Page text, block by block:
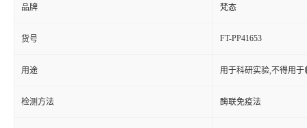
品牌 梵态
货号 FT-PP41653
用途 用于科研实验,不得用于
检测方法 酶联免疫法